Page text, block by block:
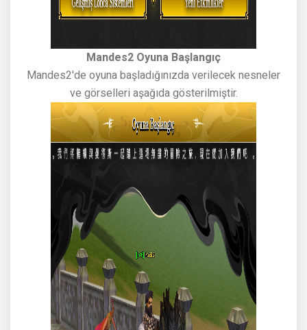
Mandes2 Oyuna Başlangıç
Mandes2'de oyuna başladığınızda verilecek nesneler
ve görselleri aşağıda gösterilmiştir.